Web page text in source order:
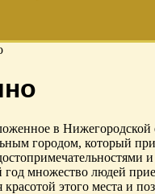
в Нижегородской
городом, который
и
множество людей
красотой этого места и